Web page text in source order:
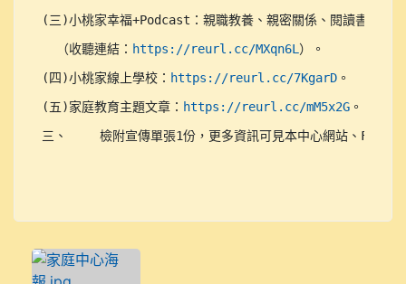
(三)小桃家幸福+Podcast：親職教養、親密關係、閱讀書單等
  （收聽連結：
https://reurl.cc/MXqn6L ）。
(四)小桃家線上學校： https://reurl.cc/7KgarD 。
(五)家庭教育主題文章： https://reurl.cc/mM5x2G 。
三、	檢附宣傳單張1份，更多資訊可見本中心網站、